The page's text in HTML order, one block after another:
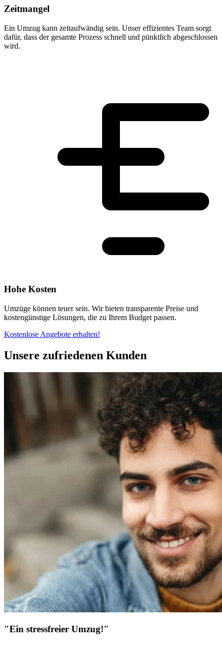
Zeitmangel
Ein Umzug kann zeitaufwändig sein. Unser effizientes Team sorgt
dafür, dass der gesamte Prozess schnell und pünktlich abgeschlossen
wird.
Hohe Kosten
Umzüge können teuer sein. Wir bieten transparente Preise und
kostengünstige Lösungen, die zu Ihrem Budget passen.
Kostenlose Angebote erhalten!
Unsere zufriedenen Kunden
"Ein stressfreier Umzug!"